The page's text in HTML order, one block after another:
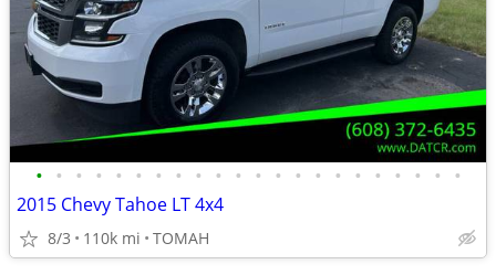
• • • • • • • • • • • • • • • • • • • • • •
2015 Chevy Tahoe LT 4x4
8/3 110k mi TOMAH